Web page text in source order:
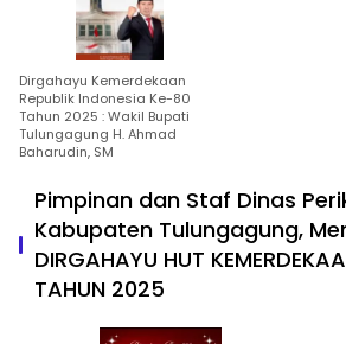
Dirgahayu Kemerdekaan
Republik Indonesia Ke-80
Tahun 2025 : Wakil Bupati
Tulungagung H. Ahmad
Baharudin, SM
Pimpinan dan Staf Dinas
Kabupaten Tulungagung,
DIRGAHAYU HUT
TAHUN 2025